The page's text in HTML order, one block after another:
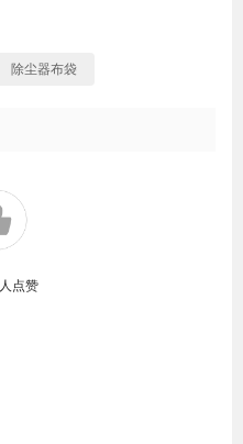
除尘器布袋
人点赞